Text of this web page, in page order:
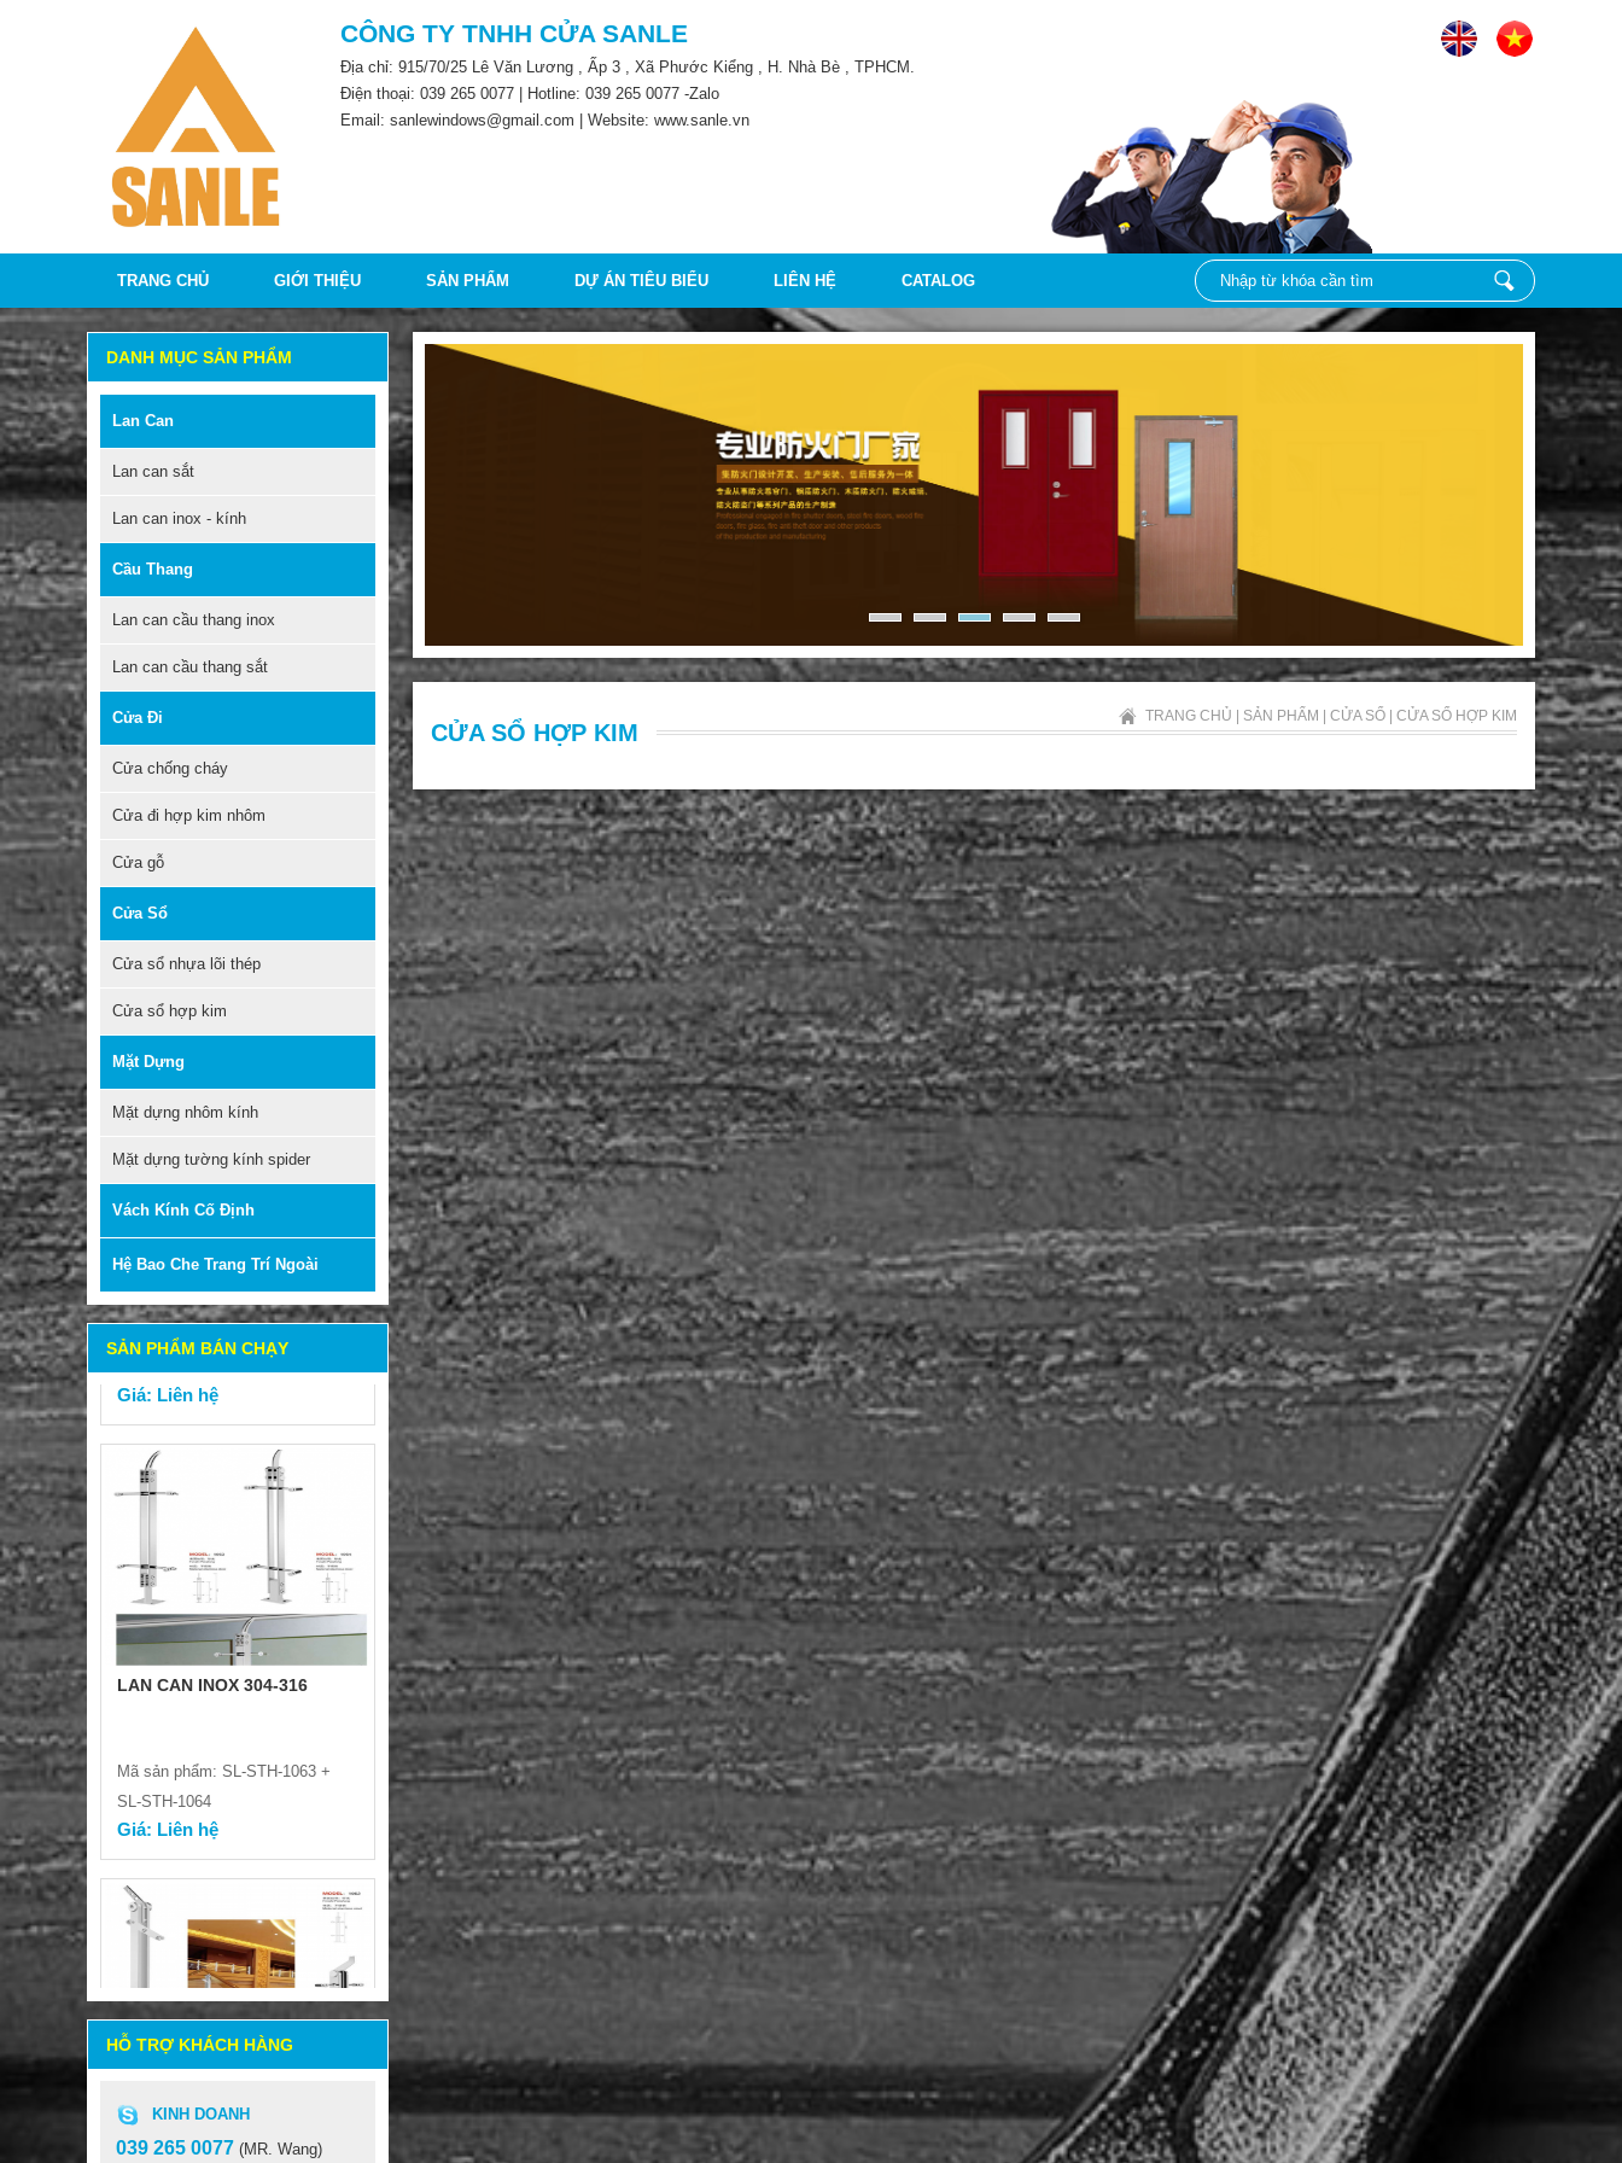
CÔNG TY TNHH CỬA SANLE
Địa chỉ: 915/70/25 Lê Văn Lương , Ấp 3 , Xã Phước Kiểng , H. Nhà Bè , TPHCM.
Điện thoại: 039 265 0077 | Hotline: 039 265 0077 -Zalo
Email: sanlewindows@gmail.com | Website: www.sanle.vn
TRANG CHỦ GIỚI THIỆU SẢN PHẨM DỰ ÁN TIÊU BIỂU LIÊN HỆ CATALOG
DANH MỤC SẢN PHẨM
Lan Can
Lan can sắt
Lan can inox - kính
Cầu Thang
Lan can cầu thang inox
Lan can cầu thang sắt
Cửa Đi
Cửa chống cháy
Cửa đi hợp kim nhôm
Cửa gỗ
Cửa Sổ
Cửa sổ nhựa lõi thép
Cửa sổ hợp kim
Mặt Dựng
Mặt dựng nhôm kính
Mặt dựng tường kính spider
Vách Kính Cố Định
Hệ Bao Che Trang Trí Ngoài
SẢN PHẨM BÁN CHẠY
LAN CAN INOX 304-316
Mã sản phẩm: SL-STH-1074 +
SL-STH-1075
Giá: Liên hệ
LAN CAN INOX 304-316
Giá: Liên hệ
LAN CAN INOX 304-316
Mã sản phẩm: SL-STH-1061 +
HỖ TRỢ KHÁCH HÀNG
KINH DOANH
039 265 0077 (MR. Wang)
CỬA SỔ HỢP KIM
TRANG CHỦ SẢN PHẨM CỬA SỔ CỬA SỔ HỢP KIM